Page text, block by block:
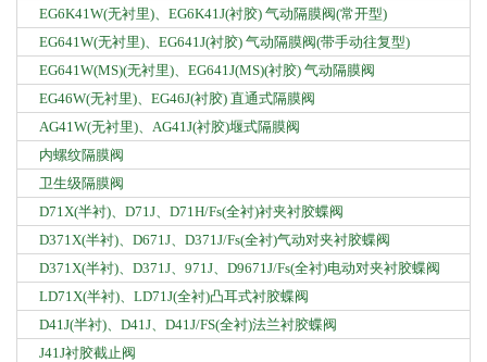
EG6K41W(无衬里)、EG6K41J(衬胶) 气动隔膜阀(常开型)
EG641W(无衬里)、EG641J(衬胶) 气动隔膜阀(带手动往复型)
EG641W(MS)(无衬里)、EG641J(MS)(衬胶) 气动隔膜阀
EG46W(无衬里)、EG46J(衬胶) 直通式隔膜阀
AG41W(无衬里)、AG41J(衬胶)堰式隔膜阀
内螺纹隔膜阀
卫生级隔膜阀
D71X(半衬)、D71J、D71H/Fs(全衬)衬夹衬胶蝶阀
D371X(半衬)、D671J、D371J/Fs(全衬)气动对夹衬胶蝶阀
D371X(半衬)、D371J、971J、D9671J/Fs(全衬)电动对夹衬胶蝶阀
LD71X(半衬)、LD71J(全衬)凸耳式衬胶蝶阀
D41J(半衬)、D41J、D41J/FS(全衬)法兰衬胶蝶阀
J41J衬胶截止阀